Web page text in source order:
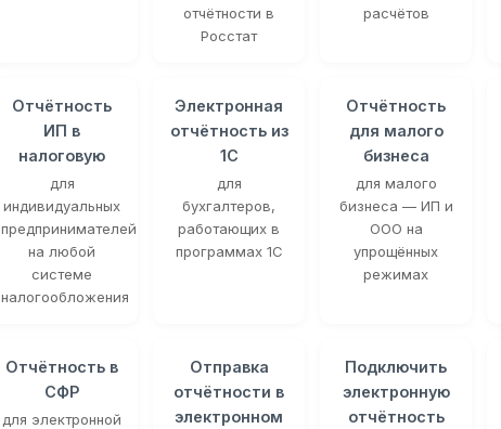
отчётности в
Росстат
расчётов
Отчётность
ИП в
налоговую
для
индивидуальных
предпринимателей
на любой
системе
налогообложения
Электронная
отчётность из
1С
для
бухгалтеров,
работающих в
программах 1С
Отчётность
для малого
бизнеса
для малого
бизнеса — ИП и
ООО на
упрощённых
режимах
Отчётность в
СФР
для электронной
Отправка
отчётности в
электронном
Подключить
электронную
отчётность